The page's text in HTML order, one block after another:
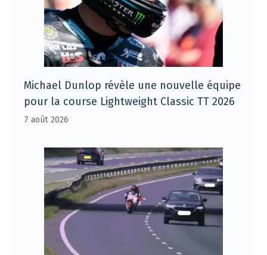
Michael Dunlop révèle une nouvelle équipe
pour la course Lightweight Classic TT 2026
7 août 2026